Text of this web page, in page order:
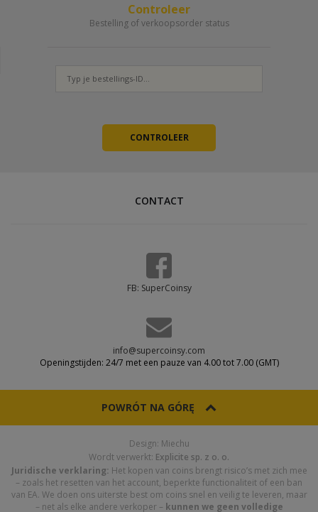
Controleer
Bestelling of verkoopsorder status
CONTACT
FB: SuperCoinsy
info@supercoinsy.com
Openingstijden: 24/7 met een pauze van 4.00 tot 7.00 (GMT)
POWRÓT NA GÓRĘ
Design: Miechu
Wordt verwerkt: Explicite sp. z o. o.
Juridische verklaring: Het kopen van coins brengt risico’s met zich mee
– zoals het resetten van het account, beperkte functionaliteit of een ban
van EA. We doen ons uiterste best om coins snel en veilig te leveren, maar
– net als elke andere verkoper – kunnen we geen volledige